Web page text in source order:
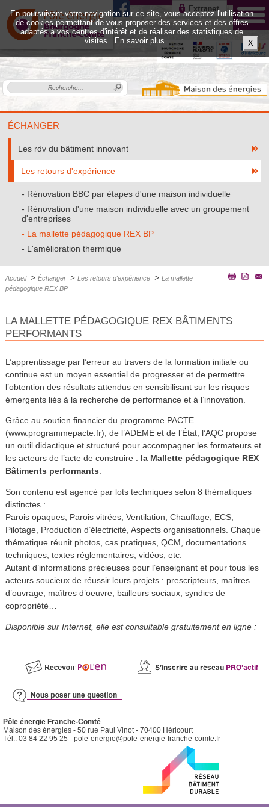
ÉCHANGER
Les rdv du bâtiment innovant
Les retours d'expérience
Rénovation BBC par étapes d'une maison individuelle
Rénovation d'une maison individuelle avec un groupement
d'entreprises
La mallette pédagogique REX BP
L'amélioration thermique
Accueil > Échanger > Les retours d'expérience > La mallette
pédagogique REX BP
LA MALLETTE PÉDAGOGIQUE REX BÂTIMENTS
PERFORMANTS
L’apprentissage par l’erreur au travers de la formation initiale ou
continue est un moyen essentiel de progresser et de permettre
l’obtention des résultats attendus en sensibilisant sur les risques
émergents liés à la recherche de performance et à l’innovation.
Grâce au soutien financier du programme PACTE
(www.programmepacte.fr), de l’ADEME et de l’État, l’AQC propose
un outil didactique et structuré pour accompagner les formateurs et
les acteurs de l’acte de construire : la Mallette pédagogique REX
Bâtiments performants.
Son contenu est agencé par lots techniques selon 8 thématiques
distinctes :
Parois opaques, Parois vitrées, Ventilation, Chauffage, ECS,
Pilotage, Production d’électricité, Aspects organisationnels. Chaque
thématique réunit photos, cas pratiques, QCM, documentations
techniques, textes réglementaires, vidéos, etc.
Autant d’informations précieuses pour l’enseignant et pour tous les
acteurs soucieux de réussir leurs projets : prescripteurs, maîtres
d’ouvrage, maîtres d’oeuvre, bailleurs sociaux, syndics de
copropriété…
Disponible sur Internet, elle est consultable gratuitement en ligne :
Pôle énergie Franche-Comté
Maison des énergies - 50 rue Paul Vinot - 70400 Héricourt
Tél.: 03 84 22 95 25 - pole-energie@pole-energie-franche-comte.fr
En poursuivant votre navigation sur ce site, vous acceptez l'utilisation
de cookies permettant de vous proposer des services et des offres
adaptés à vos centres d'intérêt et de réaliser des statistiques de
visites.
En savoir plus X